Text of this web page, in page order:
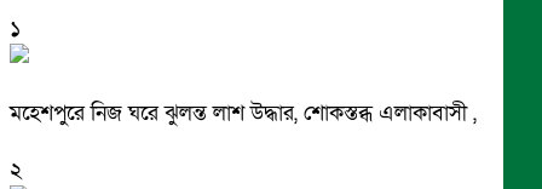
১
মহেশপুরে নিজ ঘরে ঝুলন্ত লাশ উদ্ধার, শোকস্তব্ধ এলাকাবাসী ,
২